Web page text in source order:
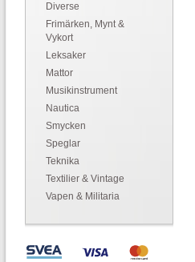
Diverse
Frimärken, Mynt &
Vykort
Leksaker
Mattor
Musikinstrument
Nautica
Smycken
Speglar
Teknika
Textilier & Vintage
Vapen & Militaria